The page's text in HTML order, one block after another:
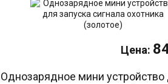
Однозарядное мини устройство